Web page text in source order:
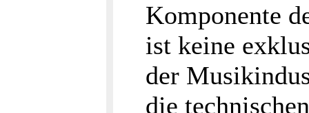
Komponente
ist keine
der
die